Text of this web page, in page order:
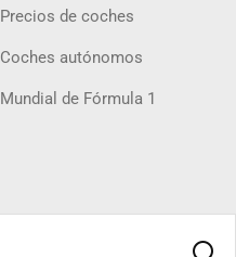
Precios de coches
Coches autónomos
Mundial de Fórmula 1